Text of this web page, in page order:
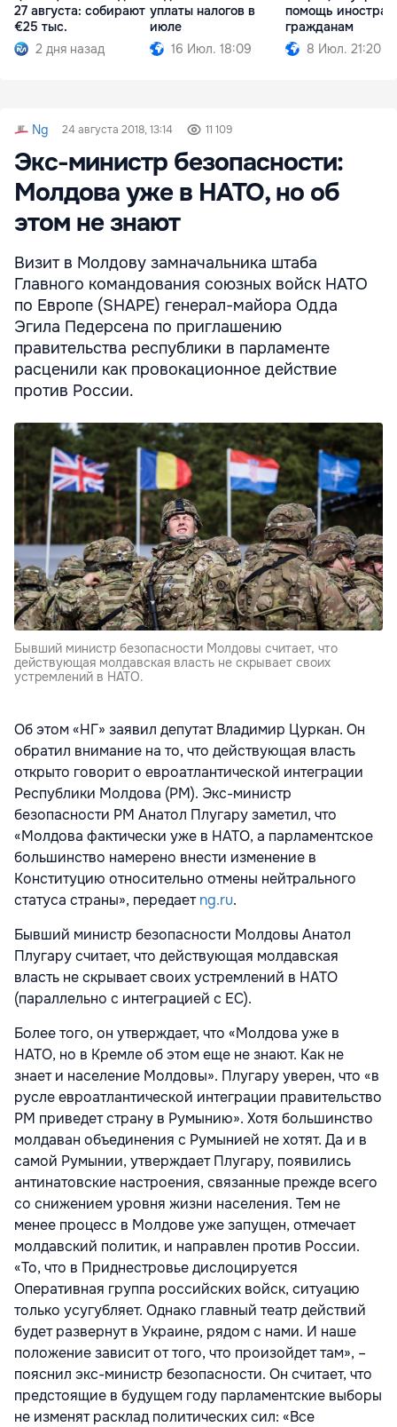
27 августа: собирают
€25 тыс.
2 дня назад
уплаты налогов в
июле
16 Июл. 18:09
помощь
гражданам
8 Июл. 21:20
Ng 24 августа 2018, 13:14 11 109
Экс-министр безопасности:
Молдова уже в НАТО, но об
этом не знают
Визит в Молдову замначальника штаба
Главного командования союзных войск НАТО
по Европе (SHAPE) генерал-майора Одда
Эгила Педерсена по приглашению
правительства республики в парламенте
расценили как провокационное действие
против России.
Бывший министр безопасности Молдовы считает, что
действующая молдавская власть не скрывает своих
устремлений в НАТО.
Об этом «НГ» заявил депутат Владимир Цуркан. Он
обратил внимание на то, что действующая власть
открыто говорит о евроатлантической интеграции
Республики Молдова (РМ). Экс-министр
безопасности РМ Анатол Плугару заметил, что
«Молдова фактически уже в НАТО, а парламентское
большинство намерено внести изменение в
Конституцию относительно отмены нейтрального
статуса страны», передаетng.ru.
Бывший министр безопасности Молдовы Анатол
Плугару считает, что действующая молдавская
власть не скрывает своих устремлений в НАТО
(параллельно с интеграцией с ЕС).
Более того, он утверждает, что «Молдова уже в
НАТО, но в Кремле об этом еще не знают. Как не
знает и население Молдовы». Плугару уверен, что «в
русле евроатлантической интеграции правительство
РМ приведет страну в Румынию». Хотя большинство
молдаван объединения с Румынией не хотят. Да и в
самой Румынии, утверждает Плугару, появились
антинатовские настроения, связанные прежде всего
со снижением уровня жизни населения. Тем не
менее процесс в Молдове уже запущен, отмечает
молдавский политик, и направлен против России.
«То, что в Приднестровье дислоцируется
Оперативная группа российских войск, ситуацию
только усугубляет. Однако главный театр действий
будет развернут в Украине, рядом с нами. И наше
положение зависит от того, что произойдет там», –
пояснил экс-министр безопасности. Он считает, что
предстоящие в будущем году парламентские выборы
не изменят расклад политических сил: «Все